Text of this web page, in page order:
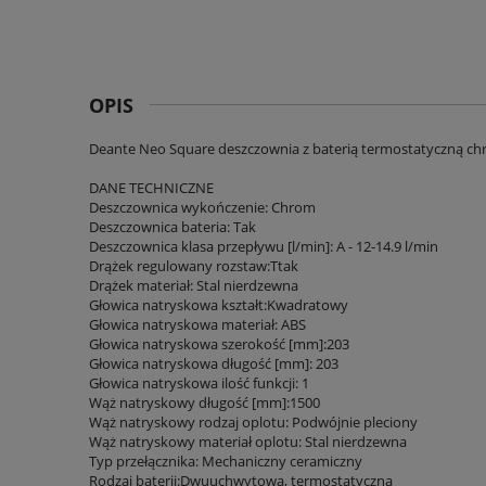
OPIS
Deante Neo Square deszczownia z baterią termostatyczną
DANE TECHNICZNE
Deszczownica wykończenie: Chrom
Deszczownica bateria: Tak
Deszczownica klasa przepływu [l/min]: A - 12-14.9 l/min
Drążek regulowany rozstaw:Ttak
Drążek materiał: Stal nierdzewna
Głowica natryskowa kształt:Kwadratowy
Głowica natryskowa materiał: ABS
Głowica natryskowa szerokość [mm]:203
Głowica natryskowa długość [mm]: 203
Głowica natryskowa ilość funkcji: 1
Wąż natryskowy długość [mm]:1500
Wąż natryskowy rodzaj oplotu: Podwójnie pleciony
Wąż natryskowy materiał oplotu: Stal nierdzewna
Typ przełącznika: Mechaniczny ceramiczny
Rodzaj baterii:Dwuuchwytowa, termostatyczna